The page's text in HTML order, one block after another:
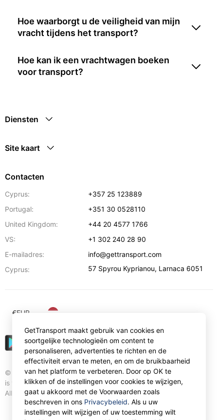
Hoe waarborgt u de veiligheid van mijn
vracht tijdens het transport?
Hoe kan ik een vrachtwagen boeken
voor transport?
Diensten
Site kaart
Contacten
Cyprus:
+357 25 123889
Portugal:
+351 30 0528110
United Kingdom:
+44 20 4577 1766
VS:
+1 302 240 28 90
E-mailadres:
info@gettransport.com
Cyprus:
57 Spyrou Kyprianou, Larnaca 6051
© Gettransport International Limited. GetTransport®
is trademark of Gettransport International Limited.
All rights reserved.
€EUR
GetTransport maakt gebruik van cookies en
soortgelijke technologieën om content te
personaliseren, advertenties te richten en de
effectiviteit ervan te meten, en om de bruikbaarheid
van het platform te verbeteren. Door op OK te
klikken of de instellingen voor cookies te wijzigen,
gaat u akkoord met de Voorwaarden zoals
beschreven in ons Privacybeleid. Als u uw
instellingen wilt wijzigen of uw toestemming wilt